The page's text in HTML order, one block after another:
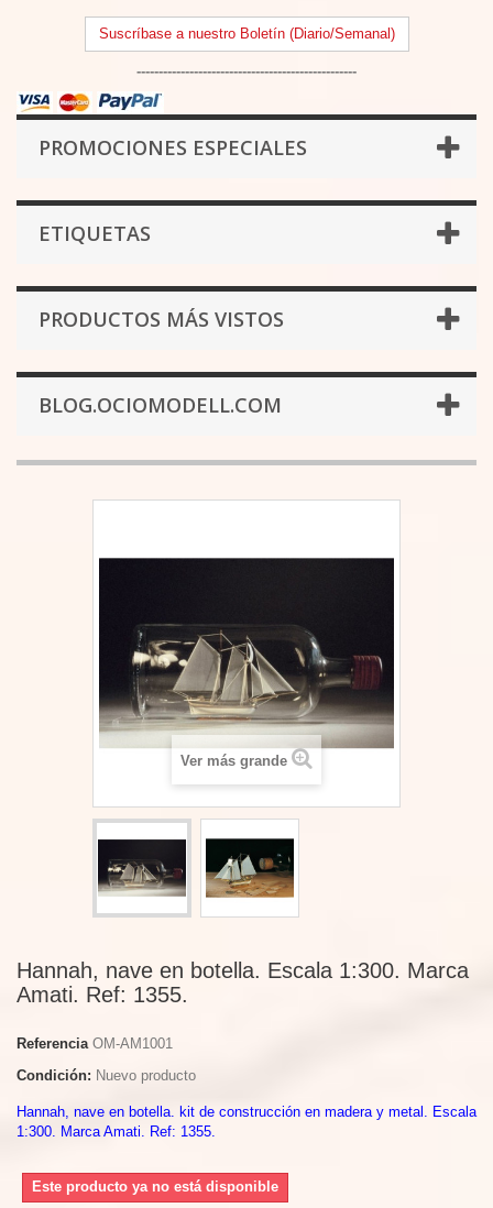
Suscríbase a nuestro Boletín (Diario/Semanal)
--------------------------------------------------
PROMOCIONES ESPECIALES
ETIQUETAS
PRODUCTOS MÁS VISTOS
BLOG.OCIOMODELL.COM
Ver más grande
Hannah, nave en botella. Escala 1:300. Marca
Amati. Ref: 1355.
Referencia OM-AM1001
Condición: Nuevo producto
Hannah, nave en botella. kit de construcción en madera y metal. Escala
1:300. Marca Amati. Ref: 1355.
Este producto ya no está disponible